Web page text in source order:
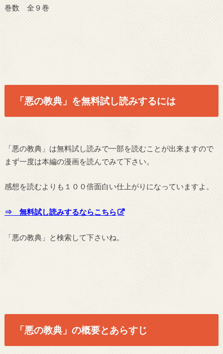
巻数 全９巻
「悪の教典」を無料試し読みするには
「悪の教典」は無料試し読みで一部を読むことが出来ますので
まず一度は本編の漫画を読んでみて下さい。
感想を読むよりも１００倍面白い仕上がりになっていますよ。
⇒ 無料試し読みするならこちら
「悪の教典」と検索して下さいね。
「悪の教典」の概要とあらすじ